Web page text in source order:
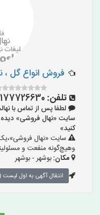
فروش انواع گل ،
تلفن:
لطفا پس از تماس با
کنید»
سایت «نهال
وهیچ‌گونه منفعت و
مکان:بوشهر - بوشهر
انتقال آگهی به اول لیست